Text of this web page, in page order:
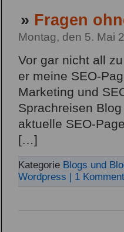
» Fragen
Montag, den 5. Mai
Vor gar nicht all
er meine SEO-
Marketing und
Sprachreisen
aktuelle SEO-
[…]
Kategorie Blogs und
Wordpress | 1